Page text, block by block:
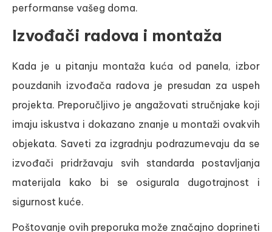
performanse vašeg doma.
Izvođači radova i montaža
Kada je u pitanju montaža kuća od panela, izbor
pouzdanih izvođača radova je presudan za uspeh
projekta. Preporučljivo je angažovati stručnjake koji
imaju iskustva i dokazano znanje u montaži ovakvih
objekata. Saveti za izgradnju podrazumevaju da se
izvođači pridržavaju svih standarda postavljanja
materijala kako bi se osigurala dugotrajnost i
sigurnost kuće.
Poštovanje ovih preporuka može značajno doprineti